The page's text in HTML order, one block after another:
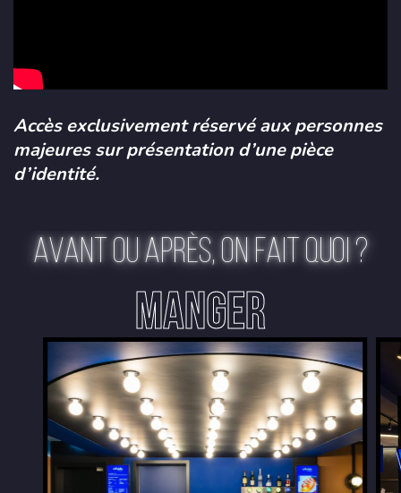
Accès exclusivement réservé aux personnes
majeures sur présentation d’une pièce
d’identité.
AVANT OU APRÈS, ON FAIT QUOI ?
MANGER